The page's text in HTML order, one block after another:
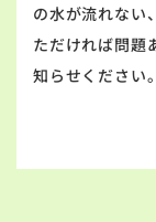
の水が流れない
ただければ問題
知らせください。